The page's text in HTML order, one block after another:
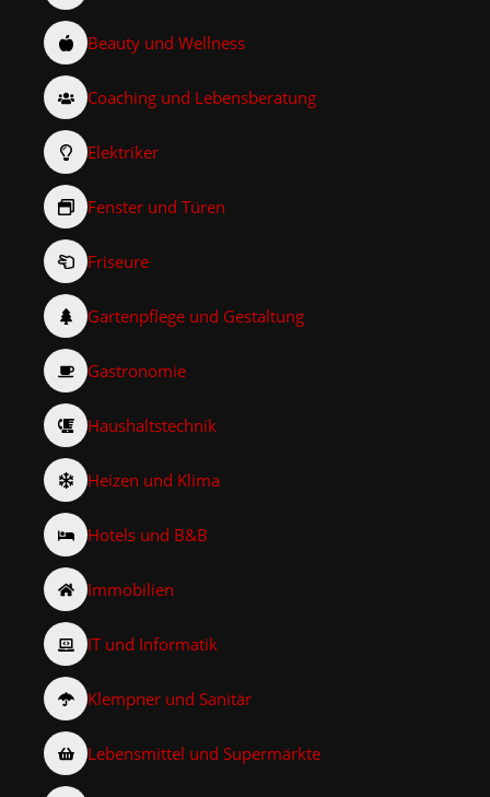
Beauty und Wellness
Coaching und Lebensberatung
Elektriker
Fenster und Türen
Friseure
Gartenpflege und Gestaltung
Gastronomie
Haushaltstechnik
Heizen und Klima
Hotels und B&B
Immobilien
IT und Informatik
Klempner und Sanitär
Lebensmittel und Supermärkte